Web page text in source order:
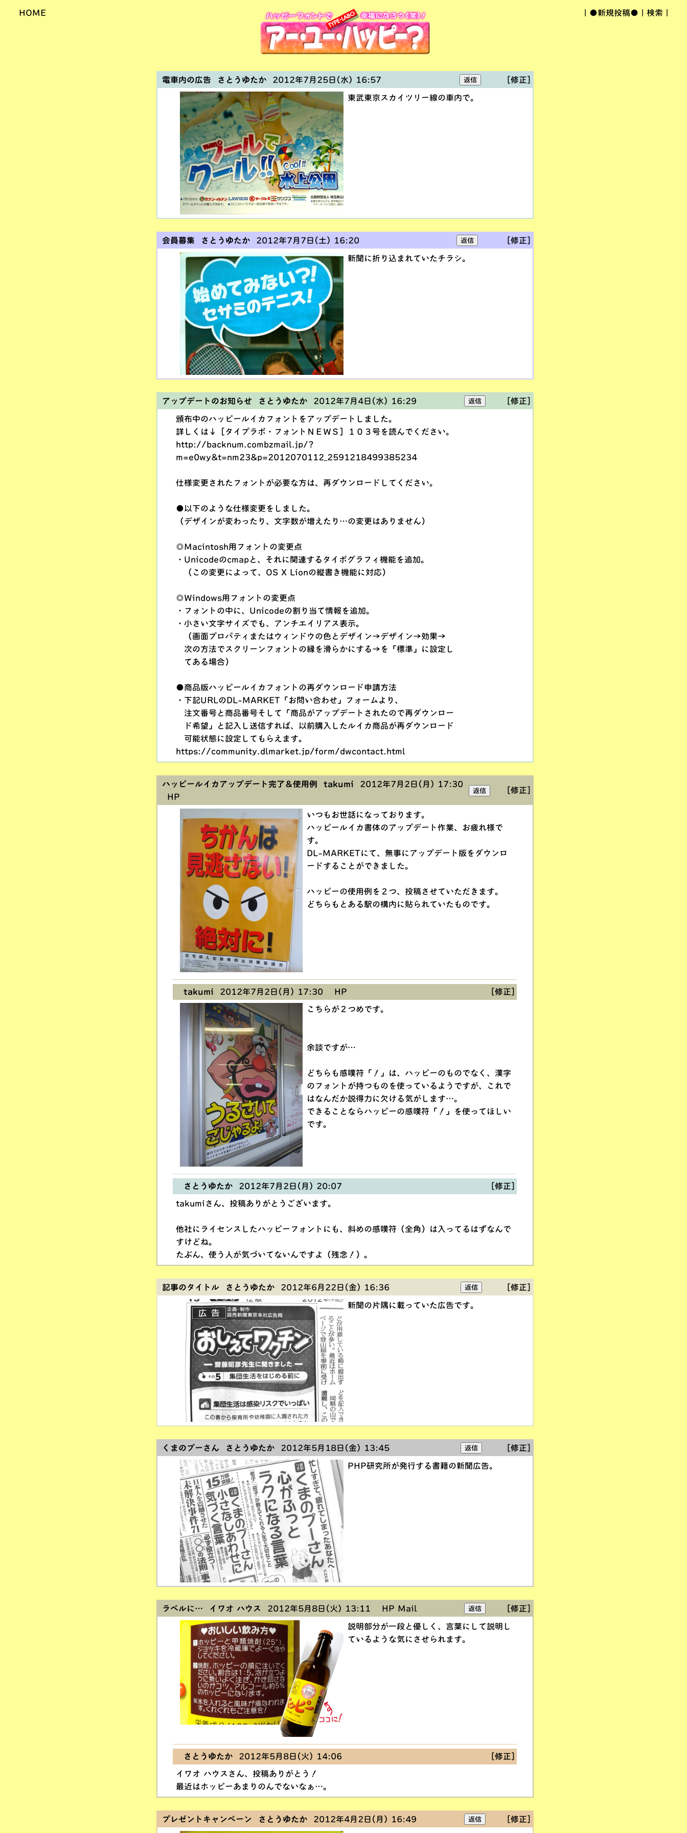
HOME ●新規投稿● 検索
電車内の広告 さとうゆたか2012年7月25日(水) 16:57 [修正]
東武東京スカイツリー線の車内で。
会員募集 さとうゆたか2012年7月7日(土) 16:20 [修正]
新聞に折り込まれていたチラシ。
アップデートのお知らせ さとうゆたか2012年7月4日(水) 16:29 [修正]
頒布中のハッピールイカフォントをアップデートしました。
詳しくは↓［タイプラボ・フォントＮＥＷＳ］１０３号を読んでください。
http://backnum.combzmail.jp/?
m=e0wy&t=nm23&p=2012070112_2591218499385234
仕様変更されたフォントが必要な方は、再ダウンロードしてください。
●以下のような仕様変更をしました。
（デザインが変わったり、文字数が増えたり…の変更はありません）
◎Macintosh用フォントの変更点
・Unicodeのcmapと、それに関連するタイポグラフィ機能を追加。
（この変更によって、OS X Lionの縦書き機能に対応）
◎Windows用フォントの変更点
・フォントの中に、Unicodeの割り当て情報を追加。
・小さい文字サイズでも、アンチエイリアス表示。
（画面プロパティまたはウィンドウの色とデザイン→デザイン→効果→
次の方法でスクリーンフォントの縁を滑らかにする→を「標準」に設定し
てある場合）
●商品版ハッピールイカフォントの再ダウンロード申請方法
・下記URLのDL-MARKET「お問い合わせ」フォームより、
注文番号と商品番号そして「商品がアップデートされたので再ダウンロー
ド希望」と記入し送信すれば、以前購入したルイカ商品が再ダウンロード
可能状態に設定してもらえます。
https://community.dlmarket.jp/form/dwcontact.html
ハッピールイカアップデート完了＆使用例 takumi 2012年7月2日(月) 17:30
HP
[修正]
いつもお世話になっております。
ハッピールイカ書体のアップデート作業、お疲れ様で
す。
DL-MARKETにて、無事にアップデート版をダウンロ
ードすることができました。
ハッピーの使用例を２つ、投稿させていただきます。
どちらもとある駅の構内に貼られていたものです。
takumi 2012年7月2日(月) 17:30 HP [修正]
こちらが２つめです。
余談ですが…
どちらも感嘆符「！」は、ハッピーのものでなく、漢字
のフォントが持つものを使っているようですが、これで
はなんだか説得力に欠ける気がします…。
できることならハッピーの感嘆符「！」を使ってほしい
です。
さとうゆたか 2012年7月2日(月) 20:07 [修正]
takumiさん、投稿ありがとうございます。
他社にライセンスしたハッピーフォントにも、斜めの感嘆符（全角）は入ってるはずなんで
すけどね。
たぶん、使う人が気づいてないんですよ（残念！）。
記事のタイトル さとうゆたか2012年6月22日(金) 16:36 [修正]
新聞の片隅に載っていた広告です。
くまのプーさん さとうゆたか2012年5月18日(金) 13:45 [修正]
PHP研究所が発行する書籍の新聞広告。
ラベルに… イワオ ハウス 2012年5月8日(火) 13:11 HP Mail [修正]
説明部分が一段と優しく、言葉にして説明し
ているような気にさせられます。
さとうゆたか 2012年5月8日(火) 14:06 [修正]
イワオ ハウスさん、投稿ありがとう！
最近はホッピーあまりのんでないなぁ…。
プレゼントキャンペーン さとうゆたか2012年4月2日(月) 16:49 [修正]